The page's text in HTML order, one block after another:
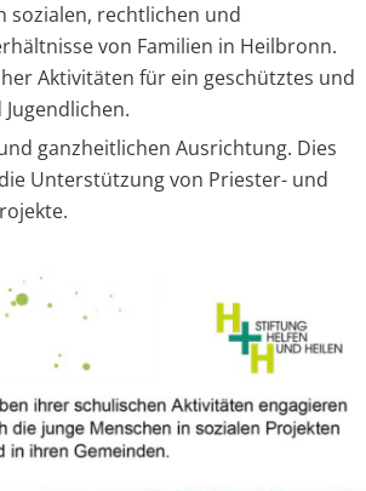
sozialen, rechtlichen und
von Familien in Heilbronn.
Aktivitäten für ein geschütztes und
ganzheitlichen Ausrichtung. Dies
Unterstützung von Priester- und